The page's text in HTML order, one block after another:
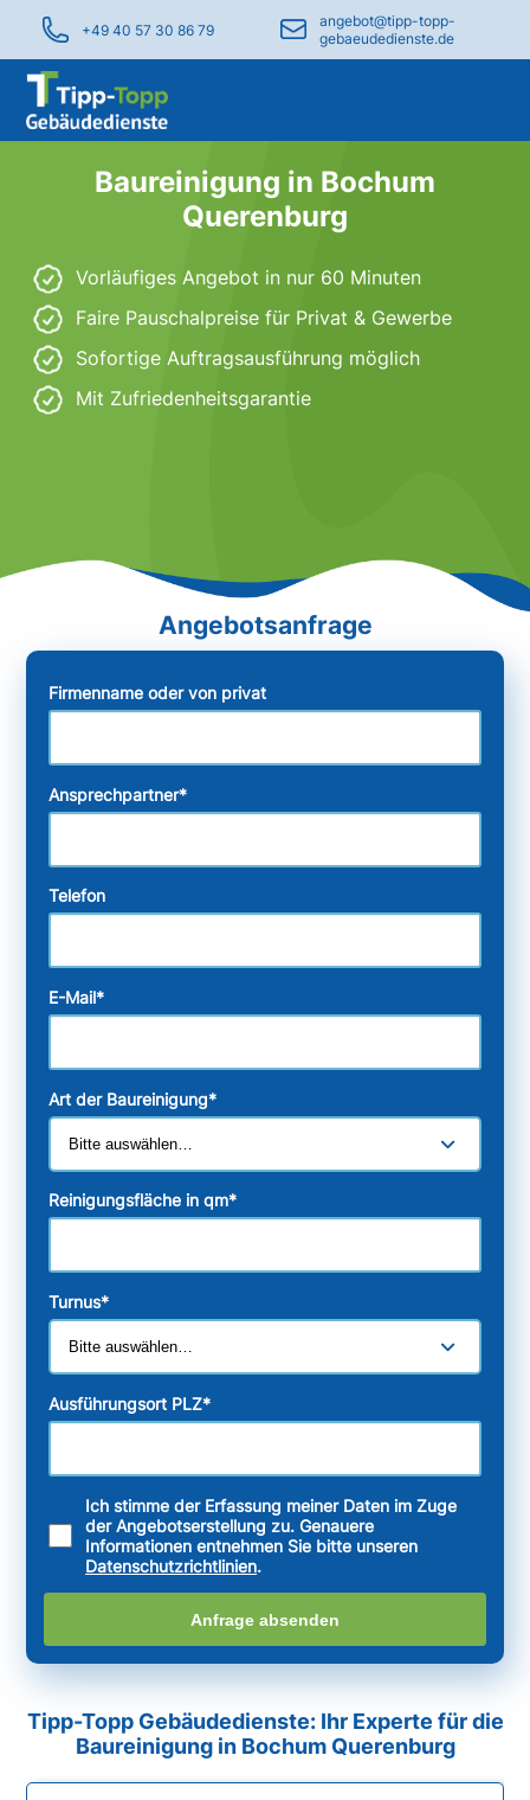
+49 40 57 30 86 79
angebot@tipp-topp-
gebaeudedienste.de
Baureinigung in Bochum
Querenburg
Vorläufiges Angebot in nur 60 Minuten
Faire Pauschalpreise für Privat & Gewerbe
Sofortige Auftragsausführung möglich
Mit Zufriedenheitsgarantie
Firmenname oder von privat
Ansprechpartner*
Telefon
E-Mail*
Art der Baureinigung*
Reinigungsfläche in qm*
Turnus*
Ausführungsort PLZ*
Ich stimme der Erfassung meiner Daten im Zuge
der Angebotserstellung zu. Genauere
Informationen entnehmen Sie bitte unseren
Datenschutzrichtlinien.
Anfrage absenden
Tipp-Topp Gebäudedienste: Ihr Experte für die
Baureinigung in Bochum Querenburg